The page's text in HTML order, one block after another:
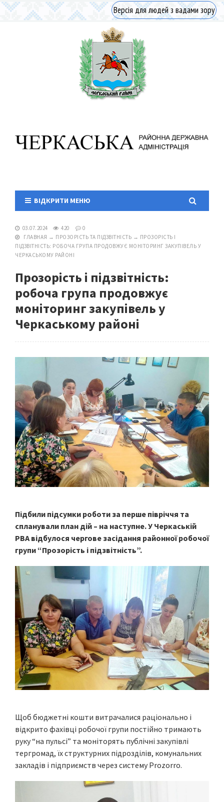
Версія для людей з вадами зору
ВІДКРИТИ МЕНЮ
03.07.2024 420
0
ГЛАВНАЯ → ПРОЗОРІСТЬ ТА ПІДЗВІТНІСТЬ → ПРОЗОРІСТЬ І
ПІДЗВІТНІСТЬ: РОБОЧА ГРУПА ПРОДОВЖУЄ МОНІТОРИНГ ЗАКУПІВЕЛЬ У
ЧЕРКАСЬКОМУ РАЙОНІ
Прозорість і підзвітність:
робоча група продовжує
моніторинг закупівель у
Черкаському районі
Підбили підсумки роботи за перше півріччя та
спланували план дій – на наступне. У Черкаській
РВА відбулося чергове засідання районної робочої
групи “Прозорість і підзвітність”.
Щоб бюджетні кошти витрачалися раціонально і
відкрито фахівці робочої групи постійно тримають
руку “на пульсі” та моніторять публічні закупівлі
тергромад, їх структурних підрозділів, комунальних
закладів і підприємств через систему Prozorro.